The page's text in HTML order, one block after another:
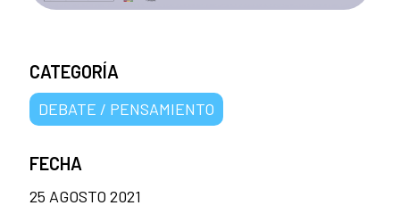
CATEGORÍA
DEBATE / PENSAMIENTO
FECHA
25 AGOSTO 2021